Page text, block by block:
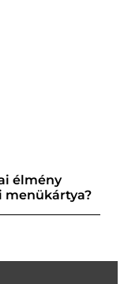
élmény
menükártya?